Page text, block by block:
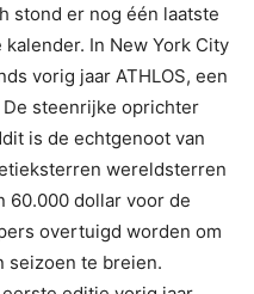
stond er nog één laatste
In New York City
vorig jaar ATHLOS, een
steenrijke oprichter
is de echtgenoot van
wereldsterren
60.000 dollar voor de
overtuigd worden om
seizoen te breien.